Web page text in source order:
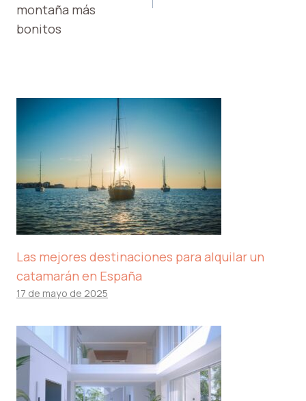
montaña más
bonitos
Las mejores destinaciones para alquilar un
catamarán en España
17 de mayo de 2025